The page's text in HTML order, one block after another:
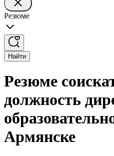
Резюме
Найти
Резюме
должность
Армянске